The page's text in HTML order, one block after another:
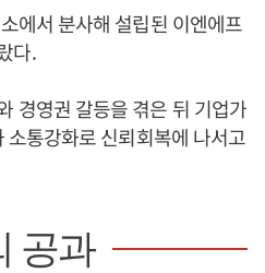
에서 분사해 설립된 이엔에프
다.
경영권 갈등을 겪은 뒤 기업가
소통강화로 신뢰회복에 나서고
공과